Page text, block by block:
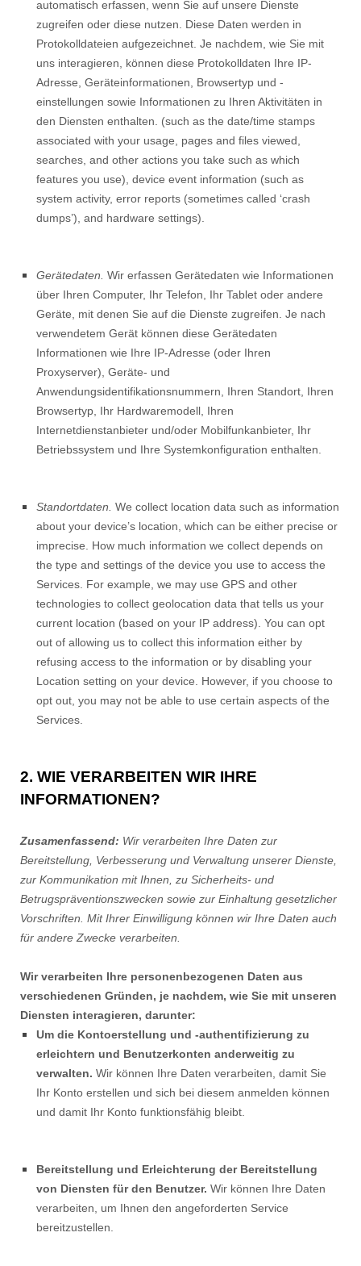
automatisch erfassen, wenn Sie auf unsere Dienste
zugreifen oder diese nutzen. Diese Daten werden in
Protokolldateien aufgezeichnet. Je nachdem, wie Sie mit
uns interagieren, können diese Protokolldaten Ihre IP-
Adresse, Geräteinformationen, Browsertyp und -
einstellungen sowie Informationen zu Ihren Aktivitäten in
den Diensten enthalten. (such as the date/time stamps
associated with your usage, pages and files viewed,
searches, and other actions you take such as which
features you use), device event information (such as
system activity, error reports (sometimes called ‘crash
dumps’), and hardware settings).
Gerätedaten. Wir erfassen Gerätedaten wie Informationen
über Ihren Computer, Ihr Telefon, Ihr Tablet oder andere
Geräte, mit denen Sie auf die Dienste zugreifen. Je nach
verwendetem Gerät können diese Gerätedaten
Informationen wie Ihre IP-Adresse (oder Ihren
Proxyserver), Geräte- und
Anwendungsidentifikationsnummern, Ihren Standort, Ihren
Browsertyp, Ihr Hardwaremodell, Ihren
Internetdienstanbieter und/oder Mobilfunkanbieter, Ihr
Betriebssystem und Ihre Systemkonfiguration enthalten.
Standortdaten. We collect location data such as information
about your device’s location, which can be either precise or
imprecise. How much information we collect depends on
the type and settings of the device you use to access the
Services. For example, we may use GPS and other
technologies to collect geolocation data that tells us your
current location (based on your IP address). You can opt
out of allowing us to collect this information either by
refusing access to the information or by disabling your
Location setting on your device. However, if you choose to
opt out, you may not be able to use certain aspects of the
Services.
2. WIE VERARBEITEN WIR IHRE
INFORMATIONEN?
Zusamenfassend: Wir verarbeiten Ihre Daten zur
Bereitstellung, Verbesserung und Verwaltung unserer Dienste,
zur Kommunikation mit Ihnen, zu Sicherheits- und
Betrugspräventionszwecken sowie zur Einhaltung gesetzlicher
Vorschriften. Mit Ihrer Einwilligung können wir Ihre Daten auch
für andere Zwecke verarbeiten.
Wir verarbeiten Ihre personenbezogenen Daten aus
verschiedenen Gründen, je nachdem, wie Sie mit unseren
Diensten interagieren, darunter:
Um die Kontoerstellung und -authentifizierung zu
erleichtern und Benutzerkonten anderweitig zu
verwalten. Wir können Ihre Daten verarbeiten, damit Sie
Ihr Konto erstellen und sich bei diesem anmelden können
und damit Ihr Konto funktionsfähig bleibt.
Bereitstellung und Erleichterung der Bereitstellung
von Diensten für den Benutzer. Wir können Ihre Daten
verarbeiten, um Ihnen den angeforderten Service
bereitzustellen.